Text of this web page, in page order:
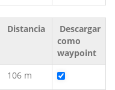
Distancia
Descargar
como
waypoint
106 m